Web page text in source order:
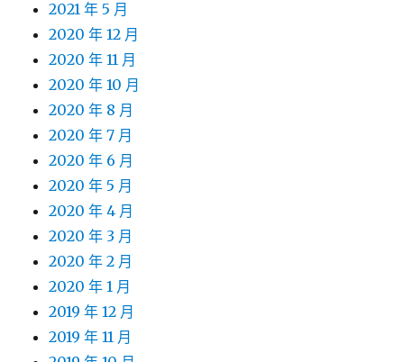
2021 年 5 月
2020 年 12 月
2020 年 11 月
2020 年 10 月
2020 年 8 月
2020 年 7 月
2020 年 6 月
2020 年 5 月
2020 年 4 月
2020 年 3 月
2020 年 2 月
2020 年 1 月
2019 年 12 月
2019 年 11 月